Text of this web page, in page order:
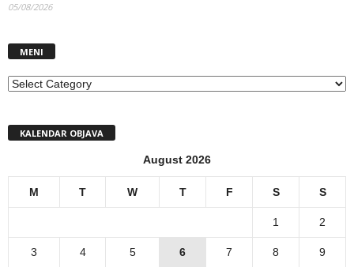
05/08/2026
MENI
MENI
KALENDAR OBJAVA
August 2026
M T W T F S S
1 2
3 4 5 6 7 8 9